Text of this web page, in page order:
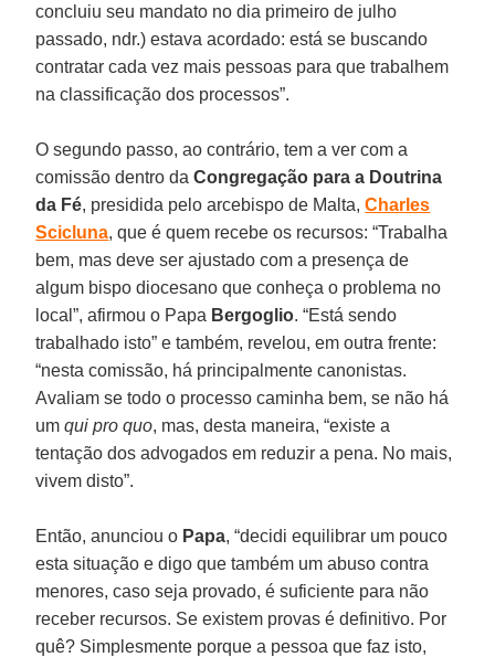
concluiu seu mandato no dia primeiro de julho
passado, ndr.) estava acordado: está se buscando
contratar cada vez mais pessoas para que trabalhem
na classificação dos processos”.
O segundo passo, ao contrário, tem a ver com a
comissão dentro daCongregação para a Doutrina
da Fé, presidida pelo arcebispo de Malta,Charles
Scicluna, que é quem recebe os recursos: “Trabalha
bem, mas deve ser ajustado com a presença de
algum bispo diocesano que conheça o problema no
local”, afirmou o Papa Bergoglio. “Está sendo
trabalhado isto” e também, revelou, em outra frente:
“nesta comissão, há principalmente canonistas.
Avaliam se todo o processo caminha bem, se não há
um qui pro quo, mas, desta maneira, “existe a
tentação dos advogados em reduzir a pena. No mais,
vivem disto”.
Então, anunciou o Papa, “decidi equilibrar um pouco
esta situação e digo que também um abuso contra
menores, caso seja provado, é suficiente para não
receber recursos. Se existem provas é definitivo. Por
quê? Simplesmente porque a pessoa que faz isto,